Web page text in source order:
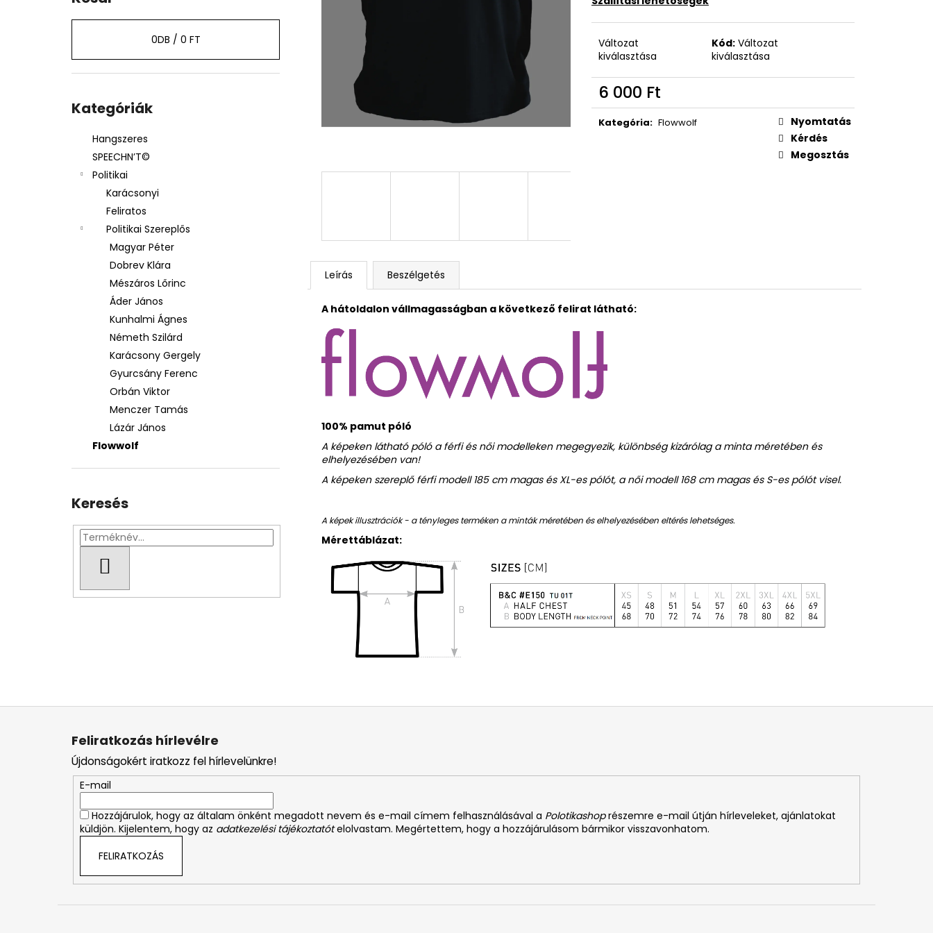
0DB / 0 FT
átugrása
Kategóriák
Hangszeres
SPEECHN’T©
Politikai
Karácsonyi
Feliratos
Politikai Szereplős
Magyar Péter
Dobrev Klára
Mészáros Lőrinc
Áder János
Kunhalmi Ágnes
Németh Szilárd
Karácsony Gergely
Gyurcsány Ferenc
Orbán Viktor
Menczer Tamás
Lázár János
Flowwolf
Keresés
Változat
kiválasztása
Kód: Változat
kiválasztása
6 000 Ft
Egységár:
Kategória: Flowwolf
Nyomtatás
Kérdés
Megosztás
Leírás Beszélgetés
A hátoldalon vállmagasságban a következő felirat látható:
100% pamut póló
A képeken látható póló a férfi és női modelleken megegyezik, különbség kizárólag a minta méretében és
elhelyezésében van!
A képeken szereplő férfi modell 185 cm magas és XL-es pólót, a női modell 168 cm magas és S-es pólót visel.
A képek illusztrációk - a tényleges terméken a minták méretében és elhelyezésében eltérés lehetséges.
Mérettáblázat:
L
Feliratkozás hírlevélre
Újdonságokért iratkozz fel hírlevelünkre!
E-mail
Hozzájárulok, hogy az általam önként megadott nevem és e-mail címem felhasználásával a Polotikashoprészemre e-mail útján hírleveleket, ajánlatokat
küldjön. Kijelentem, hogy az adatkezelési tájékoztatót elolvastam. Megértettem, hogy a hozzájárulásom bármikor visszavonhatom.
FELIRATKOZÁS